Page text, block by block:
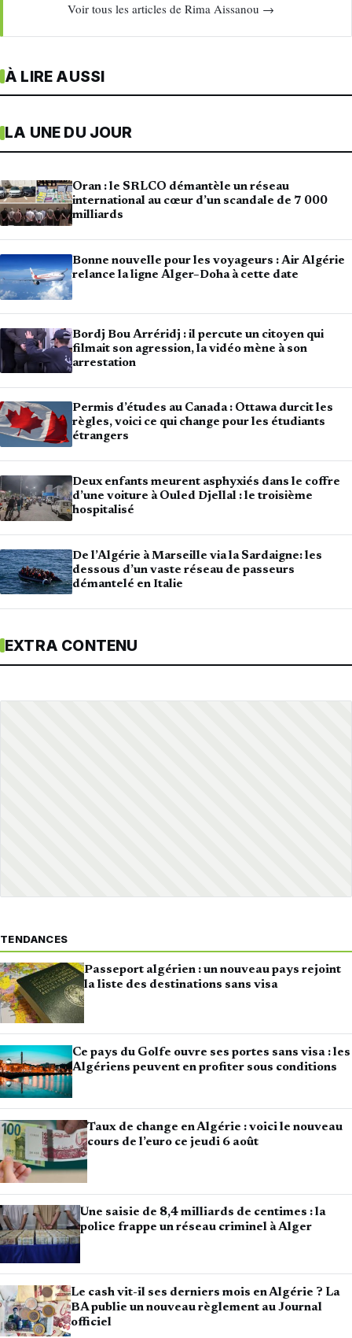
Voir tous les articles de Rima Aissanou →
À LIRE AUSSI
LA UNE DU JOUR
Oran : le SRLCO démantèle un réseau
international au cœur d’un scandale de 7 000
milliards
Bonne nouvelle pour les voyageurs : Air Algérie
relance la ligne Alger–Doha à cette date
Bordj Bou Arréridj : il percute un citoyen qui
filmait son agression, la vidéo mène à son
arrestation
Permis d’études au Canada : Ottawa durcit les
règles, voici ce qui change pour les étudiants
étrangers
Deux enfants meurent asphyxiés dans le coffre
d’une voiture à Ouled Djellal : le troisième
hospitalisé
De l’Algérie à Marseille via la Sardaigne: les
dessous d’un vaste réseau de passeurs
démantelé en Italie
EXTRA CONTENU
TENDANCES
Passeport algérien : un nouveau pays rejoint
la liste des destinations sans visa
Ce pays du Golfe ouvre ses portes sans visa : les
Algériens peuvent en profiter sous conditions
Taux de change en Algérie : voici le nouveau
cours de l’euro ce jeudi 6 août
Une saisie de 8,4 milliards de centimes : la
police frappe un réseau criminel à Alger
Le cash vit-il ses derniers mois en Algérie ? La
BA publie un nouveau règlement au Journal
officiel